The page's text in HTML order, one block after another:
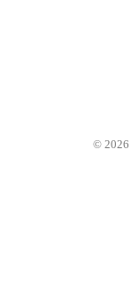
© 2026